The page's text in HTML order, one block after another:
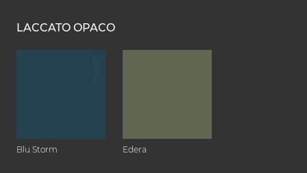
LACCATO OPACO
Blu Storm Edera